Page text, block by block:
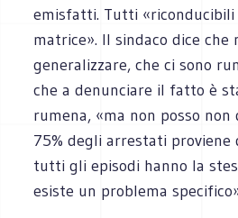
emisfatti. Tutti «riconducibili
matrice». Il sindaco dice che
generalizzare, che ci sono
che a denunciare il fatto è
rumena, «ma non posso
75% degli arrestati proviene
tutti gli episodi hanno la
esiste un problema